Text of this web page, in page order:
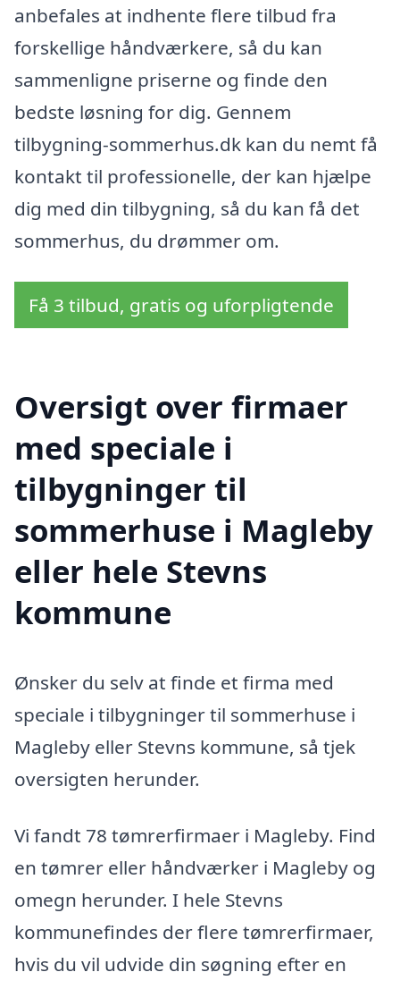
anbefales at indhente flere tilbud fra
forskellige håndværkere, så du kan
sammenligne priserne og finde den
bedste løsning for dig. Gennem
tilbygning-sommerhus.dk kan du nemt få
kontakt til professionelle, der kan hjælpe
dig med din tilbygning, så du kan få det
sommerhus, du drømmer om.
Få 3 tilbud, gratis og uforpligtende
Oversigt over firmaer
med speciale i
tilbygninger til
sommerhuse i Magleby
eller hele Stevns
kommune
Ønsker du selv at finde et firma med
speciale i tilbygninger til sommerhuse i
Magleby eller Stevns kommune, så tjek
oversigten herunder.
Vi fandt 78 tømrerfirmaer i Magleby. Find
en tømrer eller håndværker i Magleby og
omegn herunder. I hele Stevns
kommunefindes der flere tømrerfirmaer,
hvis du vil udvide din søgning efter en